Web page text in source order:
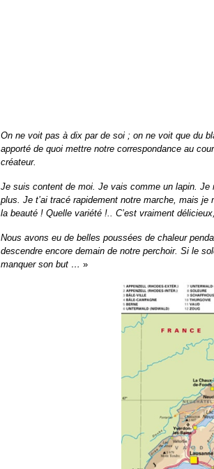
On ne voit pas à dix par de soi ; on ne voit que du
apporté de quoi mettre notre correspondance au
créateur.
Je suis content de moi. Je vais comme un lapin. Je
plus. Je t’ai tracé rapidement notre marche, mais
la beauté ! Quelle variété !.. C’est vraiment
Nous avons eu de belles poussées de chaleur
descendre encore demain de notre perchoir. Si le
manquer son but … »